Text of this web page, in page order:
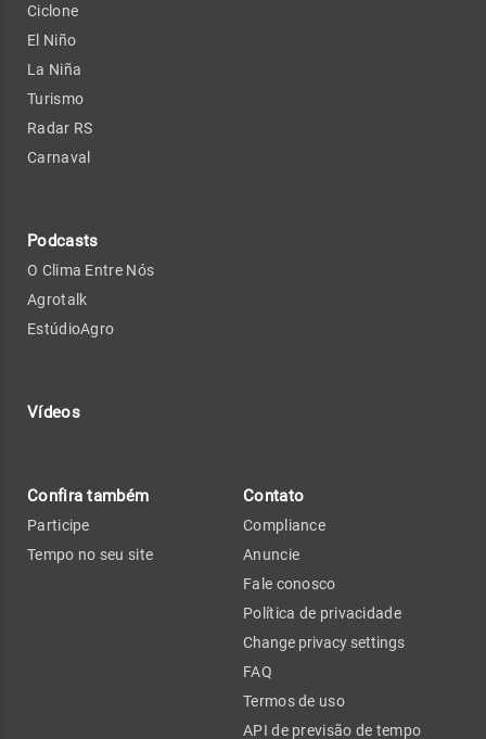
Ciclone
El Niño
La Niña
Turismo
Radar RS
Carnaval
Podcasts
O Clima Entre Nós
Agrotalk
EstúdioAgro
Vídeos
Confira também
Participe
Tempo no seu site
Contato
Compliance
Anuncie
Fale conosco
Política de privacidade
Change privacy settings
FAQ
Termos de uso
API de previsão de tempo